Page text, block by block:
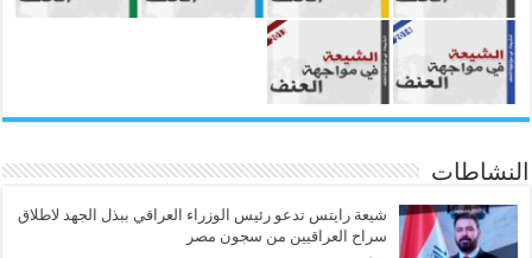
النشاطات
شيعة رايتس تدعو رئيس الوزراء العراقي ببذل الجهد لاطلاق
سراح العراقيين من سجون مصر